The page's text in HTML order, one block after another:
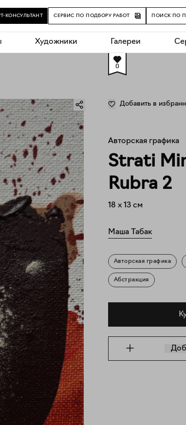
КОНСУЛЬТАНТ СЕРВИС ПО ПОДБОРУ РАБОТ ПОИСК ПО
Художники Галереи
0
Добавить в
Авторская графика
Strati
Rubra 2
18 x 13 см
Маша Табак
Авторская графика
Абстракция